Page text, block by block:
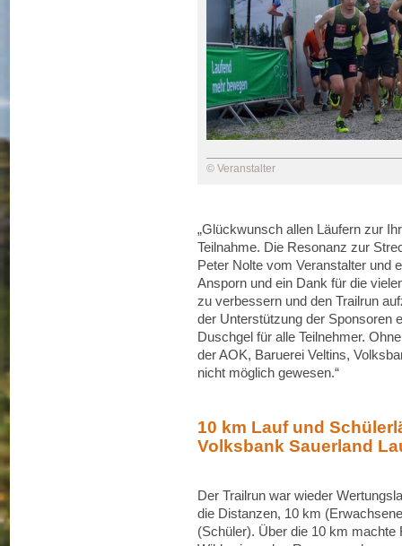
© Veranstalter
„Glückwunsch allen Läufern zur
Teilnahme. Die Resonanz zur
Peter Nolte vom Veranstalter und
Ansporn und ein Dank für die
zu verbessern und den Trailrun
der Unterstützung der Sponsoren
Duschgel für alle Teilnehmer.
der AOK, Baruerei Veltins,
nicht möglich gewesen.“
10 km Lauf und
Volksbank Sauerland
Der Trailrun war wieder
die Distanzen, 10 km
(Schüler). Über die 10 km